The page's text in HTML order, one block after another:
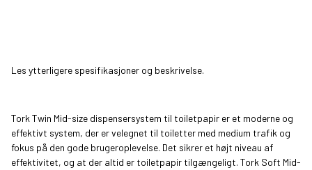
Les ytterligere spesifikasjoner og beskrivelse.
Tork Twin Mid-size dispensersystem til toiletpapir er et moderne og
effektivt system, der er velegnet til toiletter med medium trafik og
fokus på den gode brugeroplevelse. Det sikrer et højt niveau af
effektivitet, og at der altid er toiletpapir tilgængeligt. Tork Soft Mid-